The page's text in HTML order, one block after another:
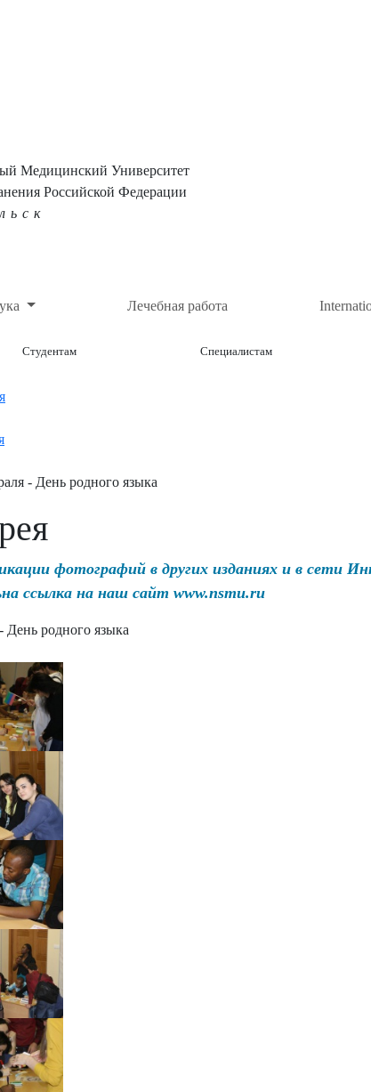
Медицинский Университет
Российской Федерации
Лечебная работа
Студентам Специалистам
- День родного языка
фотографий в других изданиях и в сети
ссылка на наш сайт www.nsmu.ru
День родного языка